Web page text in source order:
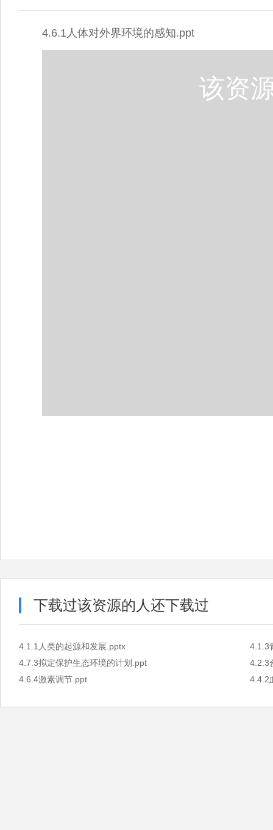
4.6.1人体对外界环境的感知.ppt
该资
下载过该资源的人还下载过
4.1.1人类的起源和发展.pptx
4.1.3
4.7.3拟定保护生态环境的计划.ppt
4.2.3
4.6.4激素调节.ppt
4.4.2